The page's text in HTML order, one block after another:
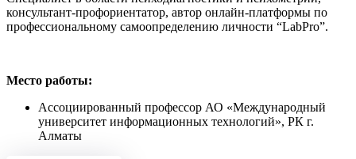
консультант-профориентатор, автор онлайн-платформы по
профессиональному самоопределению личности “LabPro”.
Место работы:
Ассоциированный профессор АО «Международный
университет информационных технологий», РК г.
Алматы